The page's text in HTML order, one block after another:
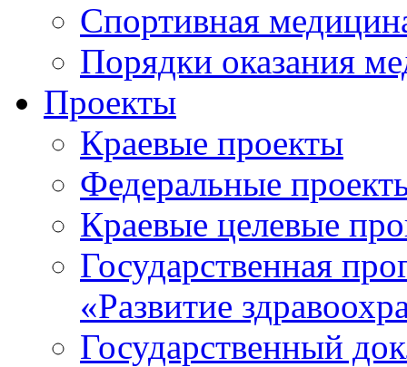
Спортивная
Порядки оказания
Проекты
Краевые проекты
Федеральные
Краевые целевые
Государственная
«Развитие
Государственный